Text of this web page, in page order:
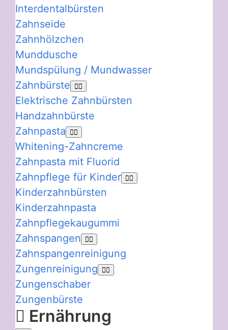
Interdentalbürsten
Zahnseide
Zahnhölzchen
Munddusche
Mundspülung / Mundwasser
Zahnbürste
Elektrische Zahnbürsten
Handzahnbürste
Zahnpasta
Whitening-Zahncreme
Zahnpasta mit Fluorid
Zahnpflege für Kinder
Kinderzahnbürsten
Kinderzahnpasta
Zahnpflegekaugummi
Zahnspangen
Zahnspangenreinigung
Zungenreinigung
Zungenschaber
Zungenbürste
Ernährung